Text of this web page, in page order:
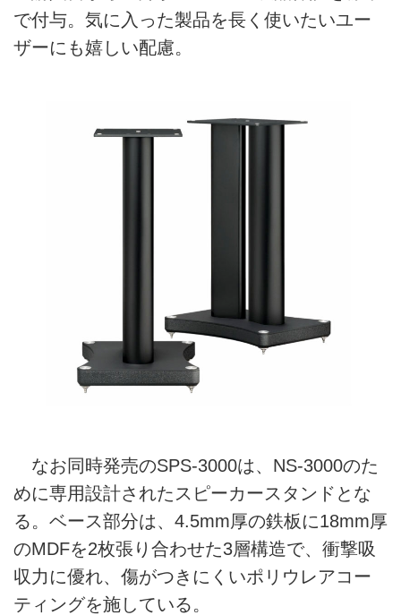
で付与。気に入った製品を長く使いたいユー
ザーにも嬉しい配慮。
なお同時発売のSPS-3000は、NS-3000のた
めに専用設計されたスピーカースタンドとな
る。ベース部分は、4.5mm厚の鉄板に18mm厚
のMDFを2枚張り合わせた3層構造で、衝撃吸
収力に優れ、傷がつきにくいポリウレアコー
ティングを施している。